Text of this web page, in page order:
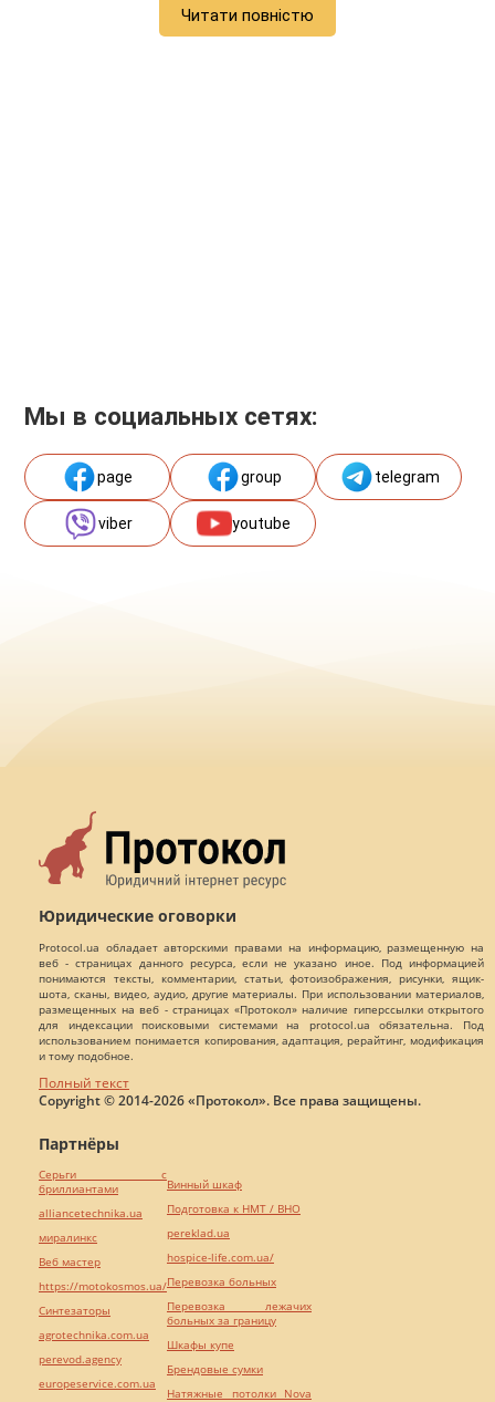
Читати повністю
Мы в социальных сетях:
page group telegram
viber youtube
Юридические оговорки
Protocol.ua обладает авторскими правами на информацию, размещенную на
веб - страницах данного ресурса, если не указано иное. Под информацией
понимаются тексты, комментарии, статьи, фотоизображения, рисунки, ящик-
шота, сканы, видео, аудио, другие материалы. При использовании материалов,
размещенных на веб - страницах «Протокол» наличие гиперссылки открытого
для индексации поисковыми системами на protocol.ua обязательна. Под
использованием понимается копирования, адаптация, рерайтинг, модификация
и тому подобное.
Полный текст
Copyright © 2014-2026 «Протокол». Все права защищены.
Партнёры
Серьги с
бриллиантами
alliancetechnika.ua
миралинкс
Веб мастер
https://motokosmos.ua/
Синтезаторы
agrotechnika.com.ua
perevod.agency
europeservice.com.ua
Винный шкаф
Подготовка к НМТ / ВНО
pereklad.ua
hospice-life.com.ua/
Перевозка больных
Перевозка лежачих
больных за границу
Шкафы купе
Брендовые сумки
Натяжные потолки Nova